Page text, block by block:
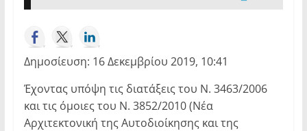
Δημοσίευση: 16 Δεκεμβρίου 2019, 10:41
Έχοντας υπόψη τις διατάξεις του Ν. 3463/2006
και τις όμοιες του Ν. 3852/2010 (Νέα
Αρχιτεκτονική της Αυτοδιοίκησης και της